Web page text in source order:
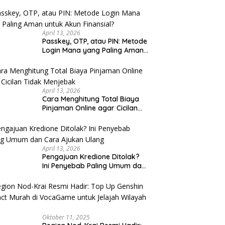
Malam Hari: Rute
untuk Keluarga
Tempat Dekat Stasiun Balapan
yang Ramah Kantong
April 13, 2026
Passkey, OTP, atau PIN: Metode
Login Mana yang Paling Aman
April 13, 2026
Cara Menghitung Total Biaya
Pinjaman Online agar Cicilan
April 13, 2026
Pengajuan Kredione Ditolak?
Ini Penyebab Paling Umum dan
Oktober 11, 2025